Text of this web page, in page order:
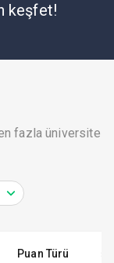
keşfet!
fazla üniversite
Puan Türü